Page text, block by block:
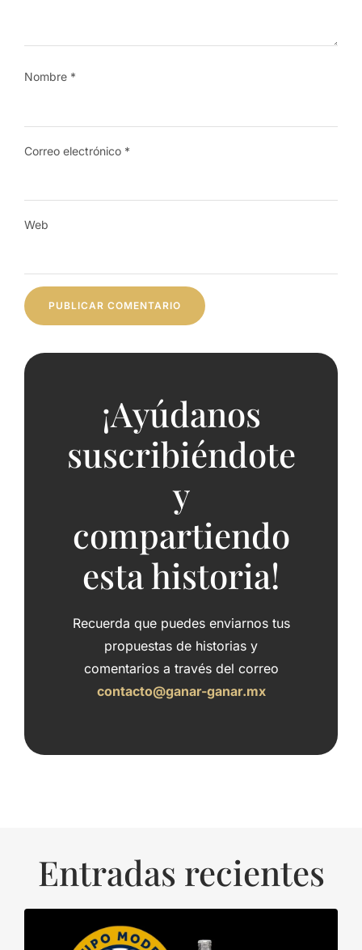
Nombre *
Correo electrónico *
Web
¡Ayúdanos
suscribiéndote
y
compartiendo
esta historia!
Recuerda que puedes enviarnos tus
propuestas de historias y
comentarios a través del correo
contacto@ganar-ganar.mx
Entradas recientes